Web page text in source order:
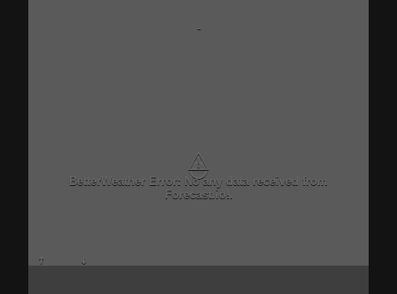
-
⚠
BetterWeather Error: No any data received from
Forecast.io!.